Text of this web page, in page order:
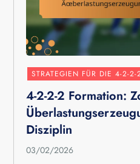
STRATEGIEN FÜR DIE 4-2-2-
4-2-2-2 Formation:
Disziplin
03/02/2026